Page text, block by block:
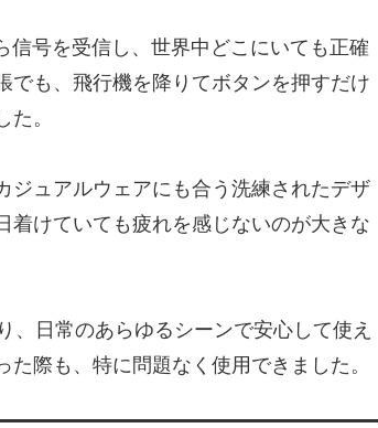
信号を受信し、世界中どこにいても正確
でも、飛行機を降りてボタンを押すだけ
。
ジュアルウェアにも合う洗練されたデザ
着けていても疲れを感じないのが大きな
、日常のあらゆるシーンで安心して使え
際も、特に問題なく使用できました。